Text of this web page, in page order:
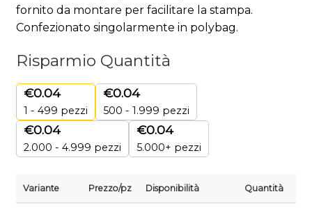
fornito da montare per facilitare la stampa.
Confezionato singolarmente in polybag.
Risparmio Quantità
€0.04
1 - 499 pezzi
€0.04
500 - 1.999 pezzi
€0.04
2.000 - 4.999 pezzi
€0.04
5.000+ pezzi
Variante Prezzo/pz Disponibilità Quantità